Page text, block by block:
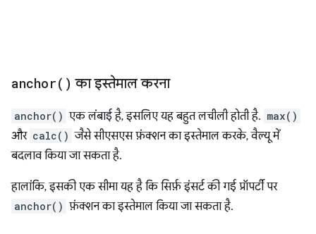
anchor( ) का इस्तेमाल करना
anchor() एक लंबाई है, इसलिए यह बहुत लचीली होती है. max()
और calc() जैसे सीएसएस फ़ंक्शन का इस्तेमाल करके, वैल्यू में
बदलाव किया जा सकता है.
हालांकि, इसकी एक सीमा यह है कि सिर्फ़ इंसर्ट की गई प्रॉपर्टी पर
anchor() फ़ंक्शन का इस्तेमाल किया जा सकता है.